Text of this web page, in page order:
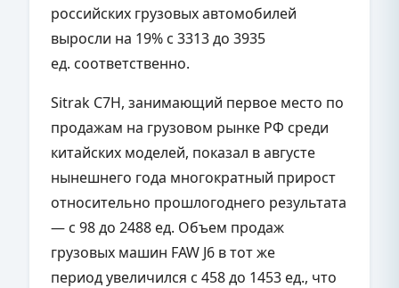
российских грузовых автомобилей
выросли на 19% с 3313 до 3935
ед. соответственно.
Sitrak C7H, занимающий первое место по
продажам на грузовом рынке РФ среди
китайских моделей, показал в августе
нынешнего года многократный прирост
относительно прошлогоднего результата
— с 98 до 2488 ед. Объем продаж
грузовых машин FAW J6 в тот же
период увеличился с 458 до 1453 ед., что